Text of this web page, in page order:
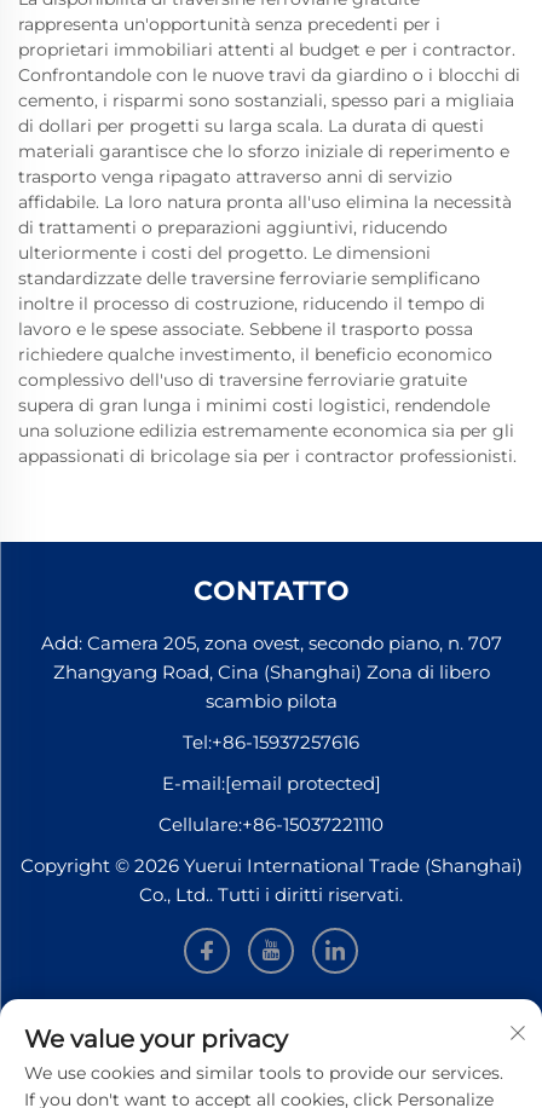
rappresenta un'opportunità senza precedenti per i
proprietari immobiliari attenti al budget e per i contractor.
Confrontandole con le nuove travi da giardino o i blocchi di
cemento, i risparmi sono sostanziali, spesso pari a migliaia
di dollari per progetti su larga scala. La durata di questi
materiali garantisce che lo sforzo iniziale di reperimento e
trasporto venga ripagato attraverso anni di servizio
affidabile. La loro natura pronta all'uso elimina la necessità
di trattamenti o preparazioni aggiuntivi, riducendo
ulteriormente i costi del progetto. Le dimensioni
standardizzate delle traversine ferroviarie semplificano
inoltre il processo di costruzione, riducendo il tempo di
lavoro e le spese associate. Sebbene il trasporto possa
richiedere qualche investimento, il beneficio economico
complessivo dell'uso di traversine ferroviarie gratuite
supera di gran lunga i minimi costi logistici, rendendole
una soluzione edilizia estremamente economica sia per gli
appassionati di bricolage sia per i contractor professionisti.
CONTATTO
Add: Camera 205, zona ovest, secondo piano, n. 707
Zhangyang Road, Cina (Shanghai) Zona di libero
scambio pilota
Tel:+86-15937257616
E-mail:[email protected]
Cellulare:+86-15037221110
Copyright © 2026 Yuerui International Trade (Shanghai)
Co., Ltd.. Tutti i diritti riservati.
INFORMAZIONI
Iscriviti per ricevere la nostra newsletter settimanale
We value your privacy
We use cookies and similar tools to provide our services.
If you don't want to accept all cookies, click Personalize